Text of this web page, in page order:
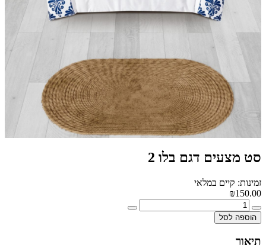
סט מצעים דגם בלו 2
זמינות: קיים במלאי
₪150.00
הוספה לסל
תיאור